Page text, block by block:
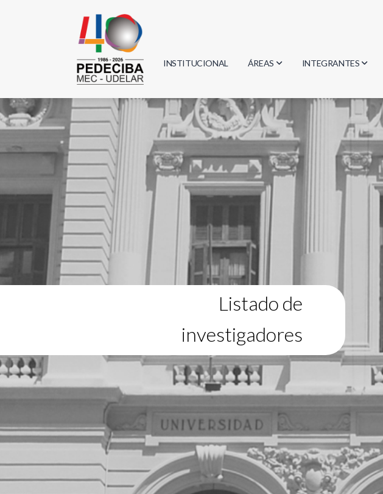
INSTITUCIONAL ÁREAS
Biología
Física
Geociencias
Informática
Matemática
INTEGRANTES
Investigadores
Estudiantes
Egresados
Listado de
investigadores